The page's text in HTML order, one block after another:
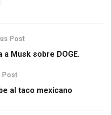
Post
Musk sobre DOGE.
Post
al taco mexicano